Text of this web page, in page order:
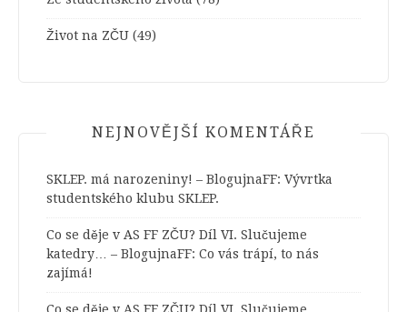
Život na ZČU (49)
NEJNOVĚJŠÍ KOMENTÁŘE
SKLEP. má narozeniny! – BlogujnaFF: Vývrtka
studentského klubu SKLEP.
Co se děje v AS FF ZČU? Díl VI. Slučujeme
katedry… – BlogujnaFF: Co vás trápí, to nás
zajímá!